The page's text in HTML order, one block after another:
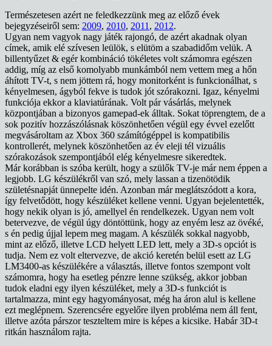
Természetesen azért ne feledkezzünk meg az előző évek
bejegyzéseiről sem: 2009, 2010, 2011 , 2012.
Ugyan nem vagyok nagy játék rajongó, de azért akadnak olyan
címek, amik elé szívesen leülök, s elütöm a szabadidőm velük. A
billentyűzet & egér kombináció tökéletes volt számomra egészen
addig, míg az első komolyabb munkámból nem vettem meg a hőn
áhított TV-t, s nem jöttem rá, hogy monitorként is funkcionálhat, s
kényelmesen, ágyból fekve is tudok jót szórakozni. Igaz, kényelmi
funkciója ekkor a klaviatúrának. Volt pár vásárlás, melynek
központjában a bizonyos gamepad-ek álltak. Sokat töprengtem, de a
sok pozitív hozzászólásnak köszönhetően végül egy évvel ezelőtt
megvásároltam az Xbox 360 számítógéppel is kompatibilis
kontrollerét, melynek köszönhetően az év eleji tél vizuális
szórakozások szempontjából elég kényelmesre sikeredtek.
Már korábban is szóba került, hogy a szülők TV-je már nem éppen a
legjobb. LG készülékről van szó, mely lassan a tizenötödik
születésnapját ünnepelte idén. Azonban már meglátszódott a kora,
így felvetődött, hogy készüléket kellene venni. Ugyan bejelentették,
hogy nekik olyan is jó, amellyel én rendelkezek. Ugyan nem volt
betervezve, de végül úgy döntöttünk, hogy az enyém lesz az övéké,
s én pedig újjal lepem meg magam. A készülék sokkal nagyobb,
mint az előző, illetve LCD helyett LED lett, mely a 3D-s opciót is
tudja. Nem ez volt eltervezve, de akció keretén belül esett az LG
LM3400-as készülékére a választás, illetve fontos szempont volt
számomra, hogy ha esetleg pénzre lenne szükség, akkor jobban
tudok eladni egy ilyen készüléket, mely a 3D-s funkciót is
tartalmazza, mint egy hagyományosat, még ha áron alul is kellene
ezt meglépnem. Szerencsére egyelőre ilyen probléma nem áll fent,
illetve azóta párszor teszteltem mire is képes a kicsike. Habár 3D-t
ritkán használom rajta.